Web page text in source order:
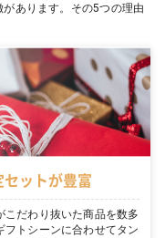
あります。その5つの理由
ットが豊富
だわり抜いた商品を数多
フトシーンに合わせてタン